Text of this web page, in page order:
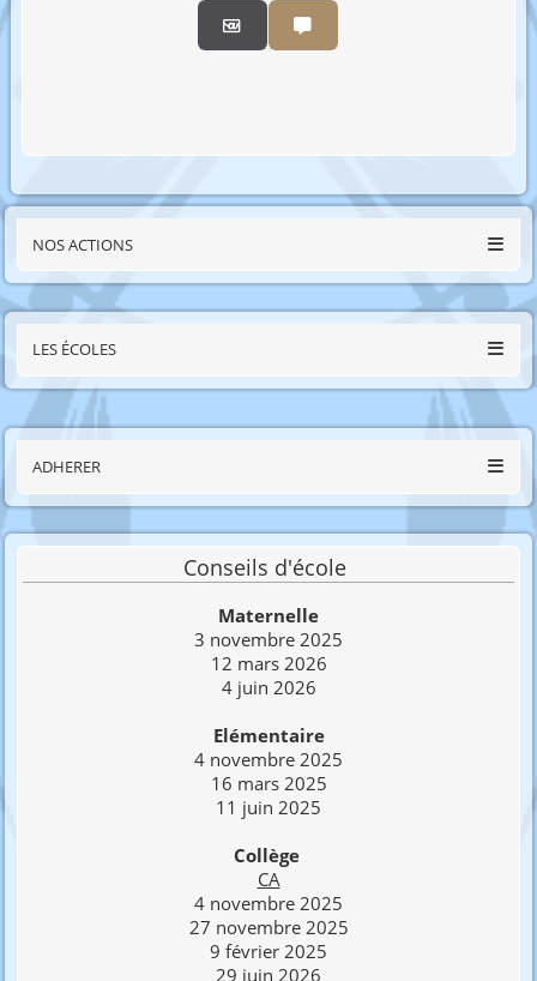
NOS ACTIONS
LES ÉCOLES
Partager par email
ADHERER
Conseils d'école
Maternelle
3 novembre 2025
12 mars 2026
4 juin 2026
Elémentaire
4 novembre 2025
16 mars 2025
11 juin 2025
Collège
CA
4 novembre 2025
27 novembre 2025
9 février 2025
29 juin 2026